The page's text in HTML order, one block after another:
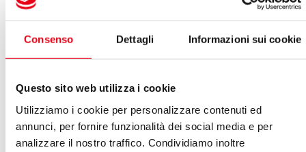
Consenso Dettagli Informazioni sui cookie
Questo sito web utilizza i cookie
Utilizziamo i cookie per personalizzare contenuti ed
annunci, per fornire funzionalità dei social media e per
analizzare il nostro traffico. Condividiamo inoltre
Consulenti e collaboratori